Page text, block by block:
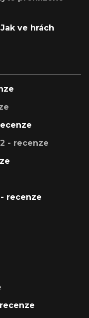
ve hrách
- recenze
recenze